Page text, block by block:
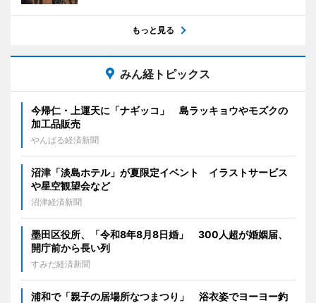
もっと見る
みん経トピックス
今帰仁・上運天に「ナギッコ」 島ラッキョウやモズクの
加工品販売
やんばる経済新聞
沼津「淡島ホテル」が夏限定イベント イラストサービス
や星空観望会など
沼津経済新聞
墨田区役所、「令和8年8月8日婚」 300人超が婚姻届、
開庁前から長い列
すみだ経済新聞
浦和で「親子の居場所なつまつり」 浴衣姿でヨーヨー釣